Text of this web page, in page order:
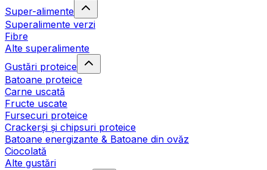
Super-alimente
Superalimente verzi
Fibre
Alte superalimente
Gustări proteice
Batoane proteice
Carne uscată
Fructe uscate
Fursecuri proteice
Crackerși și chipsuri proteice
Batoane energizante & Batoane din ovăz
Ciocolată
Alte gustări